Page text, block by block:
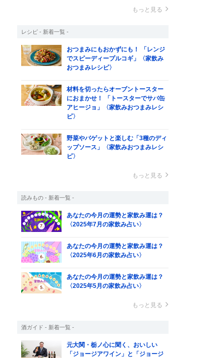
もっと見る
レシピ - 新着一覧 -
おつまみにもおかずにも！ 「レンジ
でスピーディープルコギ」〈家飲み
おつまみレシピ〉
材料を切ったらオーブントースター
におまかせ！ 「トースターでサバ缶
アヒージョ」〈家飲みおつまみレシ
ピ〉
野菜やバゲットと楽しむ「3種のディ
ップソース」〈家飲みおつまみレシ
ピ〉
もっと見る
読みもの - 新着一覧 -
あなたの今月の運勢と家飲み運は？
〈2025年7月の家飲み占い〉
あなたの今月の運勢と家飲み運は？
〈2025年6月の家飲み占い〉
あなたの今月の運勢と家飲み運は？
〈2025年5月の家飲み占い〉
もっと見る
酒ガイド - 新着一覧 -
元大関・栃ノ心に聞く、おいしい
「ジョージアワイン」と「ジョージ